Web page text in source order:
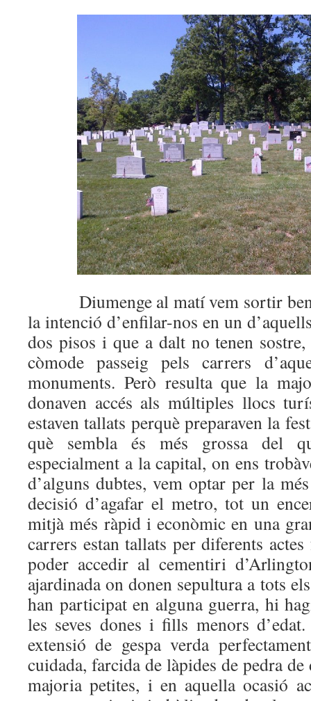
Diumenge al matí vem sortir ben
la intenció d’enfilar-nos en un
dos pisos i que a dalt no tenen
còmode passeig pels carrers
monuments. Però resulta que la
donaven accés als múltiples llocs
estaven tallats perquè preparaven la
què sembla és més grossa del
especialment a la capital, on ens
d’alguns dubtes, vem optar per la
decisió d’agafar el metro, tot un
mitjà més ràpid i econòmic en una
carrers estan tallats per diferents
poder accedir al cementiri
ajardinada on donen sepultura a tots
han participat en alguna guerra, hi
les seves dones i fills menors
extensió de gespa verda
cuidada, farcida de làpides de pedra
majoria petites, i en aquella ocasió